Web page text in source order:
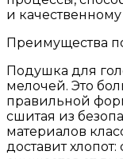
и качественному
Преимущества
Подушка для
мелочей. Это
правильной
сшитая из
материалов
доставит